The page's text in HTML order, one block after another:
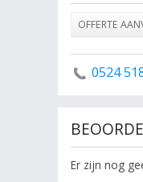
OFFERTE
0524
Er zijn nog